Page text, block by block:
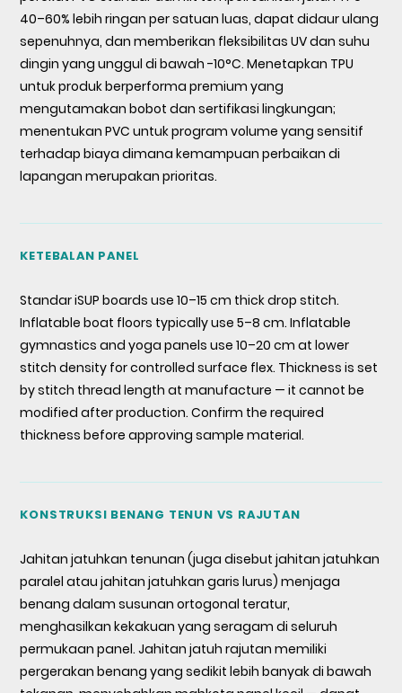
40–60% lebih ringan per satuan luas, dapat didaur ulang
sepenuhnya, dan memberikan fleksibilitas UV dan suhu
dingin yang unggul di bawah -10°C. Menetapkan TPU
untuk produk berperforma premium yang
mengutamakan bobot dan sertifikasi lingkungan;
menentukan PVC untuk program volume yang sensitif
terhadap biaya dimana kemampuan perbaikan di
lapangan merupakan prioritas.
KETEBALAN PANEL
Standar iSUP boards use 10–15 cm thick drop stitch.
Inflatable boat floors typically use 5–8 cm. Inflatable
gymnastics and yoga panels use 10–20 cm at lower
stitch density for controlled surface flex. Thickness is set
by stitch thread length at manufacture — it cannot be
modified after production. Confirm the required
thickness before approving sample material.
KONSTRUKSI BENANG TENUN VS RAJUTAN
Jahitan jatuhkan tenunan (juga disebut jahitan jatuhkan
paralel atau jahitan jatuhkan garis lurus) menjaga
benang dalam susunan ortogonal teratur,
menghasilkan kekakuan yang seragam di seluruh
permukaan panel. Jahitan jatuh rajutan memiliki
pergerakan benang yang sedikit lebih banyak di bawah